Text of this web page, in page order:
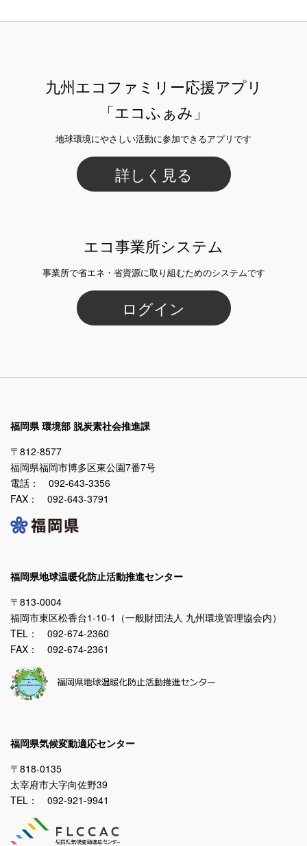
九州エコファミリー応援アプリ
「エコふぁみ」
地球環境にやさしい活動に参加できるアプリです
詳しく見る
エコ事業所システム
事業所で省エネ・省資源に取り組むためのシステムです
ログイン
福岡県 環境部 脱炭素社会推進課
〒812-8577
福岡県福岡市博多区東公園7番7号
電話： 092-643-3356
FAX： 092-643-3791
福岡県地球温暖化防止活動推進センター
〒813-0004
福岡市東区松香台1-10-1（一般財団法人 九州環境管理協会内）
TEL： 092-674-2360
FAX： 092-674-2361
福岡県気候変動適応センター
〒818-0135
太宰府市大字向佐野39
TEL： 092-921-9941